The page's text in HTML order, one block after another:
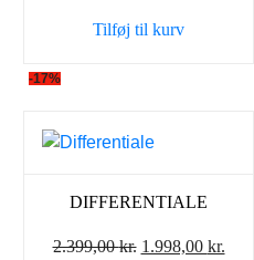
498,00 kr..
Tilføj til kurv
-17%
DIFFERENTIALE
2.399,00kr. Den
1.998,00 kr.